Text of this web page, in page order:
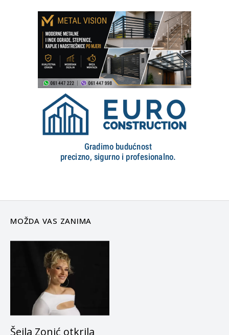
MOŽDA VAS ZANIMA
Šejla Zonić otkrila